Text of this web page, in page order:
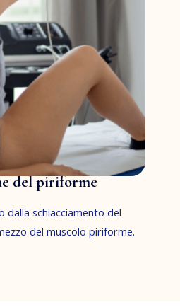
del piriforme
dalla schiacciamento del
del muscolo piriforme.